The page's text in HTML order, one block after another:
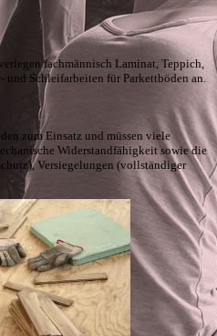
fachmännisch Laminat, Teppich,
und Schleifarbeiten für Parkettböden an.
zum Einsatz und müssen viele
Widerstandfähigkeit sowie die
Versiegelungen (vollständiger